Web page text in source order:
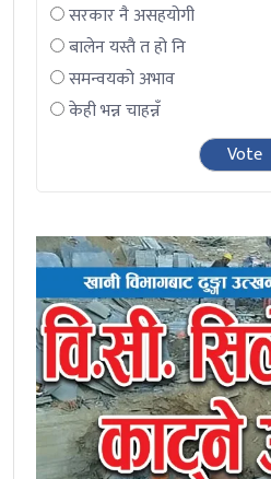
सरकार नै असहयोगी
बालेन यस्तै त हो नि
समन्वयको अभाव
केही भन्न चाहन्नँ